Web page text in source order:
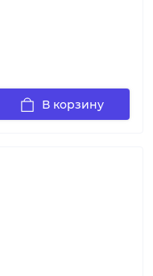
В корзину